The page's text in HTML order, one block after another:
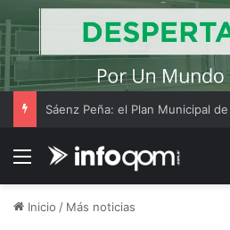
Menú
Inicio / Más noticias